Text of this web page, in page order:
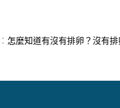
怎麼知道有沒有排卵？沒有